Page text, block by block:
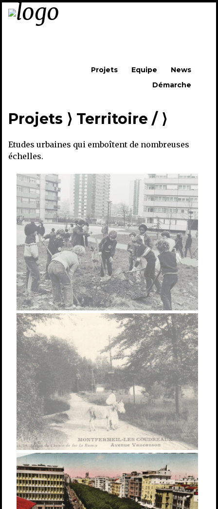
Menu
Skip to content News
Equipe
Projets
Démarche
Projets ⟩ Territoire / ⟩
Etudes urbaines qui emboîtent de nombreuses
échelles.